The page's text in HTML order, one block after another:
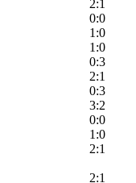
2:1
0:0
1:0
1:0
0:3
2:1
0:3
3:2
0:0
1:0
2:1
2:1